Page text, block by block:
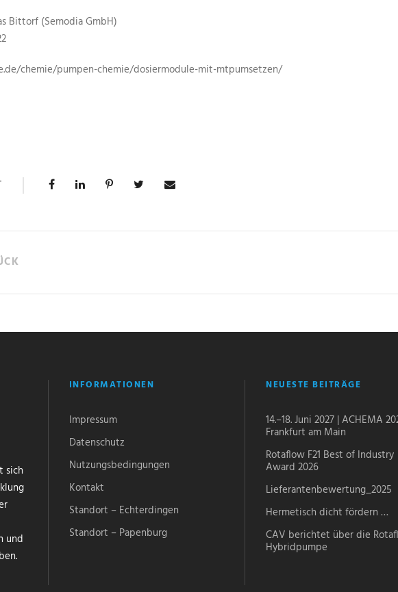
Bittorf (Semodia GmbH)
chemie/pumpen-chemie/dosiermodule-mit-mtpumsetzen/
sich
und
INFORMATIONEN
Impressum
Datenschutz
Nutzungsbedingungen
Kontakt
Standort – Echterdingen
Standort – Papenburg
NEUESTE BEITRÄGE
14.–18. Juni 2027 | ACHEMA
Frankfurt am Main
Rotaflow F21 Best of Industry
Award 2026
Lieferantenbewertung_2025
Hermetisch dicht fördern …
CAV berichtet über die
Hybridpumpe